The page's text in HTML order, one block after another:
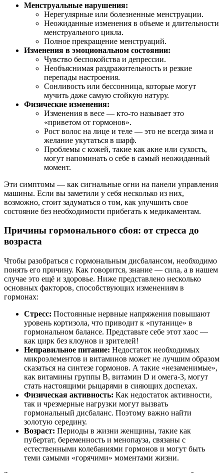
Менструальные нарушения:
Нерегулярные или болезненные менструации.
Неожиданные изменения в объеме и длительности
менструального цикла.
Полное прекращение менструаций.
Изменения в эмоциональном состоянии:
Чувство беспокойства и депрессии.
Необъяснимая раздражительность и резкие
перепады настроения.
Сонливость или бессонница, которые могут
мучить даже самую стойкую натуру.
Физические изменения:
Изменения в весе — кто-то называет это
«приветом от гормонов».
Рост волос на лице и теле — это не всегда зима и
желание укутаться в шарф.
Проблемы с кожей, такие как акне или сухость,
могут напоминать о себе в самый неожиданный
момент.
Эти симптомы — как сигнальные огни на панели управления
машины. Если вы заметили у себя несколько из них,
возможно, стоит задуматься о том, как улучшить свое
состояние без необходимости прибегать к медикаментам.
Причины гормонального сбоя: от стресса до
возраста
Чтобы разобраться с гормональным дисбалансом, необходимо
понять его причину. Как говорится, знание — сила, а в нашем
случае это ещё и здоровье. Ниже представлено несколько
основных факторов, способствующих изменениям в
гормонах:
Стресс: Постоянные нервные напряжения повышают
уровень кортизола, что приводит к «путанице» в
гормональном балансе. Представьте себе этот хаос —
как цирк без клоунов и зрителей!
Неправильное питание: Недостаток необходимых
микроэлементов и витаминов может не лучшим образом
сказаться на синтезе гормонов. А такие «незаменимые»,
как витамины группы B, витамин D и омега-3, могут
стать настоящими рыцарями в сияющих доспехах.
Физическая активность: Как недостаток активности,
так и чрезмерные нагрузки могут вызвать
гормональный дисбаланс. Поэтому важно найти
золотую середину.
Возраст: Периоды в жизни женщины, такие как
пубертат, беременность и менопауза, связаны с
естественными колебаниями гормонов и могут быть
теми самыми «горячими» моментами жизни.